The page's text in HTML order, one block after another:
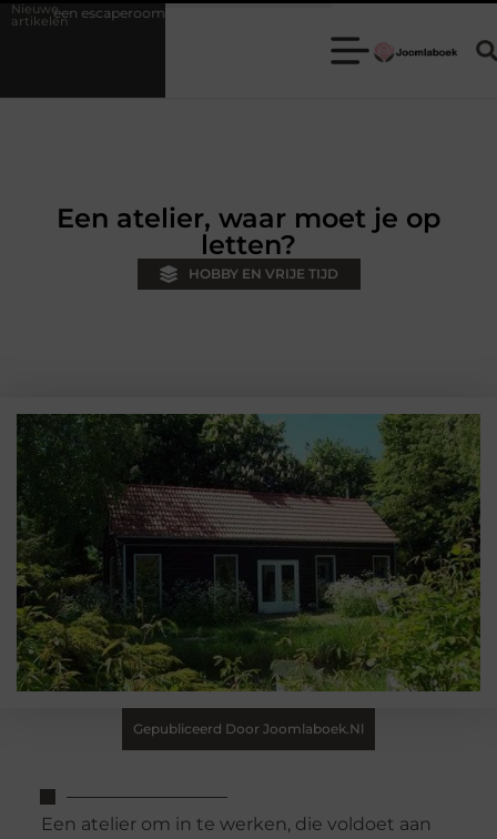
Nieuwe
artikelen de ideale keuze is voor een teamuitje
Een atelier, waar moet je op
letten?
HOBBY EN VRIJE TIJD
Gepubliceerd Door Joomlaboek.nl
Een atelier om in te werken, die voldoet aan